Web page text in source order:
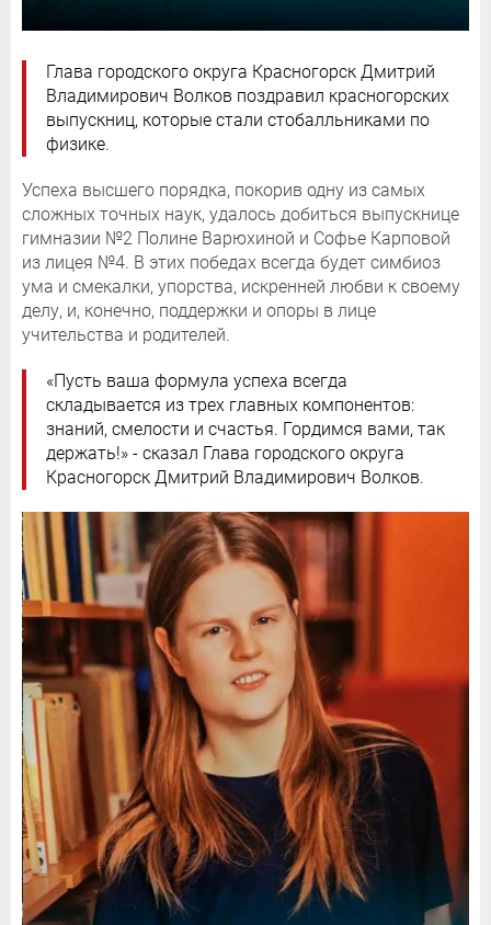
Глава городского округа Красногорск Дмитрий
Владимирович Волков поздравил красногорских
выпускниц, которые стали стобалльниками по
физике.
Успеха высшего порядка, покорив одну из самых
сложных точных наук, удалось добиться выпускнице
гимназии №2 Полине Варюхиной и Софье Карповой
из лицея №4. В этих победах всегда будет симбиоз
ума и смекалки, упорства, искренней любви к своему
делу, и, конечно, поддержки и опоры в лице
учительства и родителей.
«Пусть ваша формула успеха всегда
складывается из трех главных компонентов:
знаний, смелости и счастья. Гордимся вами, так
держать!» - сказал Глава городского округа
Красногорск Дмитрий Владимирович Волков.